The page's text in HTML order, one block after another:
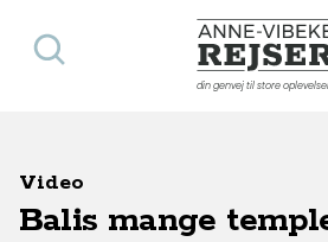
Anne-Vibeke
din genvej til store
Søg
Video
Balis mange